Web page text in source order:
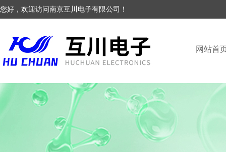
您好，欢迎访问南京互川电子有限公司！
网站首